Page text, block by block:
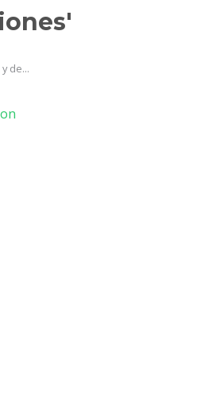
de...